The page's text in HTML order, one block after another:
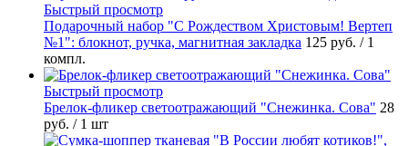
Быстрый просмотр
Подарочный набор "С Рождеством Христовым! Вертеп
№1": блокнот, ручка, магнитная закладка 125 руб. / 1
компл.
Быстрый просмотр
Брелок-фликер светоотражающий "Снежинка. Сова" 28
руб. / 1 шт